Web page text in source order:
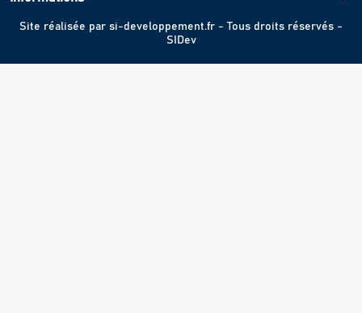
Site réalisée par si-developpement.fr - Tous droits réservés -
SIDev